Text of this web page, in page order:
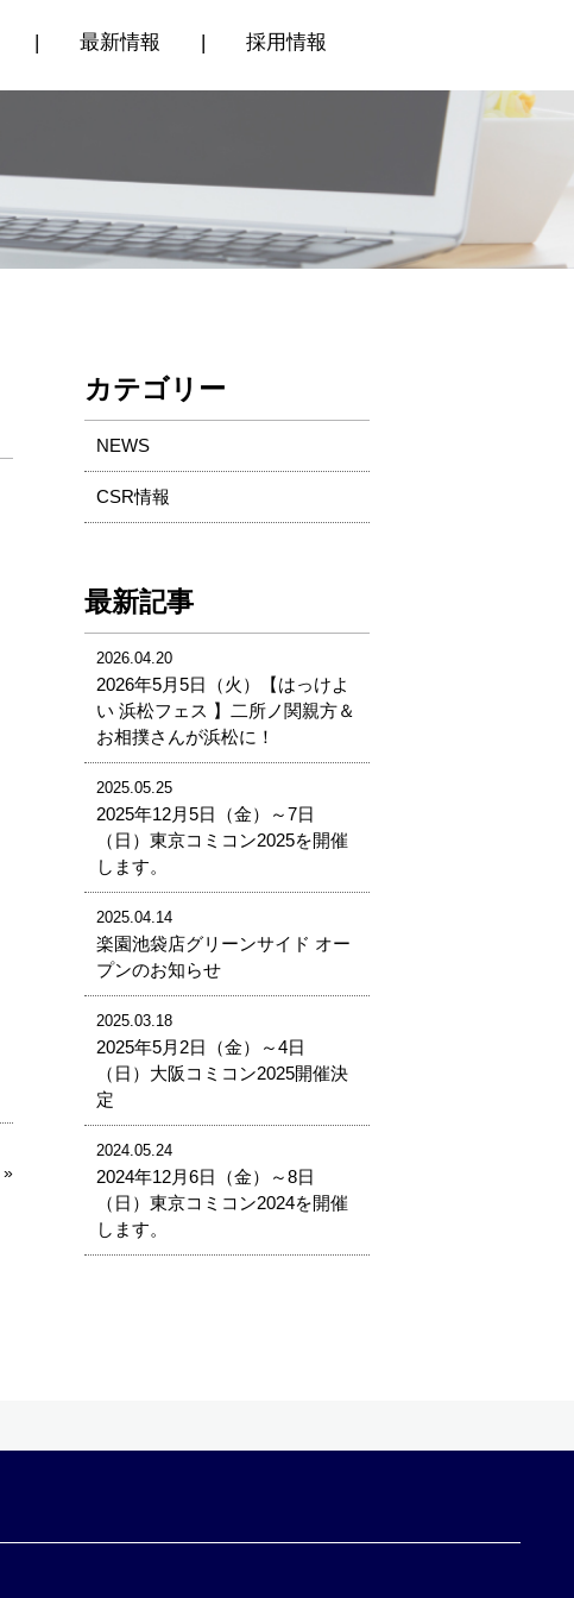
| 最新情報 | 採用情報
»
カテゴリー
NEWS
CSR情報
最新記事
2026.04.20
2026年5月5日（火）【はっけよ
い 浜松フェス 】二所ノ関親方＆
お相撲さんが浜松に！
2025.05.25
2025年12月5日（金）～7日
（日）東京コミコン2025を開催
します。
2025.04.14
楽園池袋店グリーンサイド オー
プンのお知らせ
2025.03.18
2025年5月2日（金）～4日
（日）大阪コミコン2025開催決
定
2024.05.24
2024年12月6日（金）～8日
（日）東京コミコン2024を開催
します。